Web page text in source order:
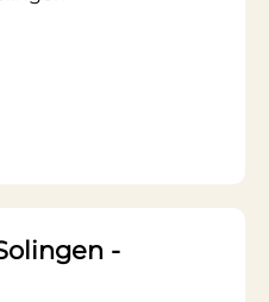
-